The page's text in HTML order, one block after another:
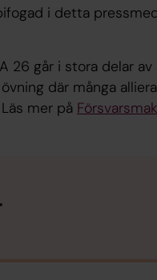
i detta
26 går i stora delar
där många
mer på